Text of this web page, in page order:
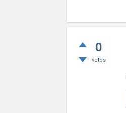
0
votos